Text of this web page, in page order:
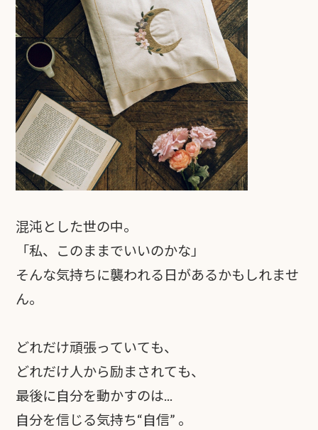
混沌とした世の中。
「私、このままでいいのかな」
そんな気持ちに襲われる日があるかもしれませ
ん。
どれだけ頑張っていても、
どれだけ人から励まされても、
最後に自分を動かすのは...
自分を信じる気持ち“自信” 。